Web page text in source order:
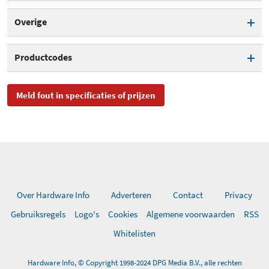
LCD scherm diagonaal 1 cm
Beeldstabilisatie
USB
Overige
Productcodes
SKU
4KVR360_STD, DVC-
4KVR360-WH-EU-1, KOD732
Meld fout in specificaties of prijzen
Over Hardware Info Adverteren Contact
Privacy
Gebruiksregels
Logo's Cookies Algemene voorwaarden
RSS
Whitelisten
Hardware Info, © Copyright 1998-2024 DPG Media B.V., alle rechten